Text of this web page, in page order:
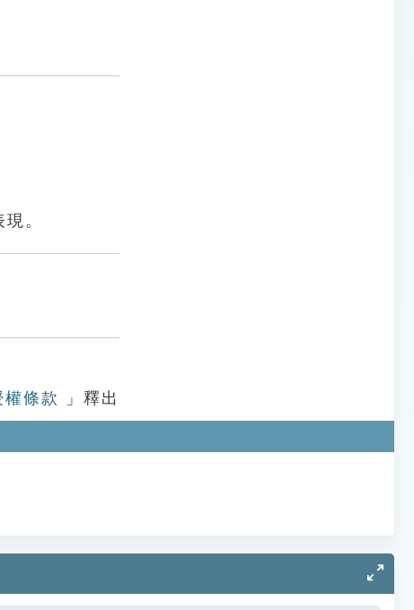
。
條款 」釋出